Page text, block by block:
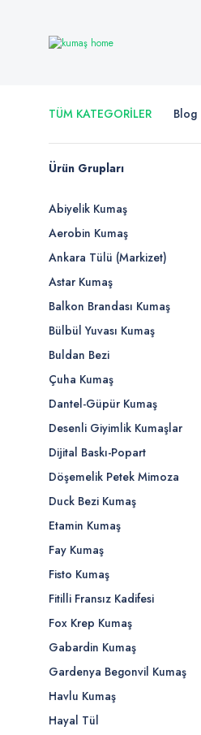
TÜM KATEGORİLER Blog
Ürün Grupları
Abiyelik Kumaş
Aerobin Kumaş
Ankara Tülü (Markizet)
Astar Kumaş
Balkon Brandası Kumaş
Bülbül Yuvası Kumaş
Buldan Bezi
Çuha Kumaş
Dantel-Güpür Kumaş
Desenli Giyimlik Kumaşlar
Dijital Baskı-Popart
Döşemelik Petek Mimoza
Duck Bezi Kumaş
Etamin Kumaş
Fay Kumaş
Fisto Kumaş
Fitilli Fransız Kadifesi
Fox Krep Kumaş
Gabardin Kumaş
Gardenya Begonvil Kumaş
Havlu Kumaş
Hayal Tül